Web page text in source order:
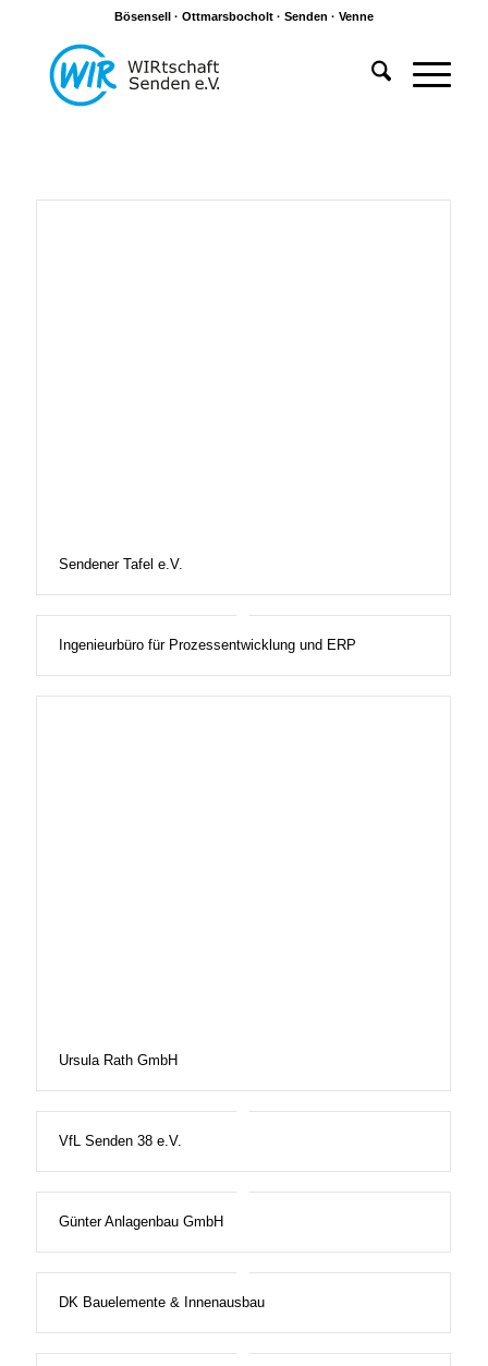
Bösensell · Ottmarsbocholt · Senden · Venne
Sendener Tafel e.V.
Ingenieurbüro für Prozessentwicklung und ERP
Ursula Rath GmbH
VfL Senden 38 e.V.
Günter Anlagenbau GmbH
DK Bauelemente & Innenausbau